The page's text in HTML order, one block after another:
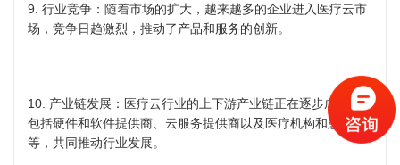
9. 行业竞争：随着市场的扩大，越来越多的企业进入医疗云市
场，竞争日趋激烈，推动了产品和服务的创新。
10. 产业链发展：医疗云行业的上下游产业链正在逐步成熟，
包括硬件和软件提供商、云服务提供商以及医疗机构和患者
等，共同推动行业发展。